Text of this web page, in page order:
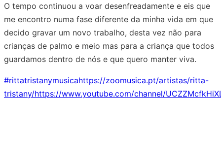
O tempo continuou a voar desenfreadamente e eis que
me encontro numa fase diferente da minha vida em que
decido gravar um novo trabalho, desta vez não para
crianças de palmo e meio mas para a criança que todos
guardamos dentro de nós e que quero manter viva.
#rittatristanymusicahttps://zoomusica.pt/artistas/ritta-
tristany/https://www.youtube.com/channel/